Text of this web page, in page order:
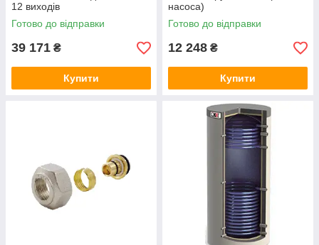
12 виходів
Готово до відправки
39 171 ₴
Купити
насоса)
Готово до відправки
12 248 ₴
Купити